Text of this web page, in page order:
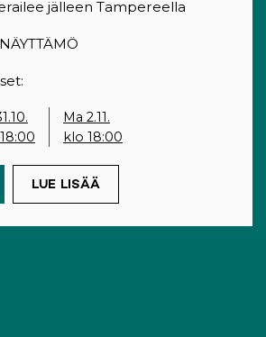
jälleen Tampereella
Ma 2.11.
klo 18:00
IN A NEW TAB)
LUE LISÄÄ